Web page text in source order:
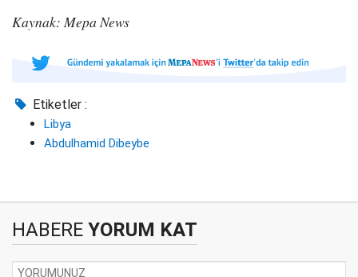
Kaynak: Mepa News
Etiketler :
Libya
Abdulhamid Dibeybe
HABERE YORUM KAT